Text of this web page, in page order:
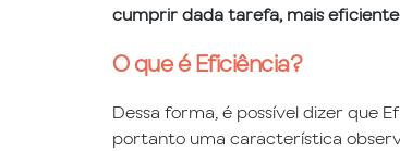
cumprir dada tarefa, mais
O que é Eficiência?
Dessa forma, é possível dizer que
portanto uma característica